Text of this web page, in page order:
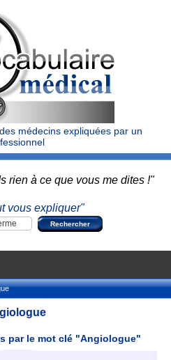
médecins expliquées par un
rien à ce que vous me dites !"
vous expliquer"
par le mot clé "Angiologue"